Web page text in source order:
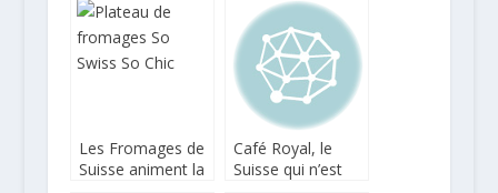
Fromagerie Suisse
à Paris
Les Fromages de
Suisse animent la
Café Royal, le
Suisse qui n’est